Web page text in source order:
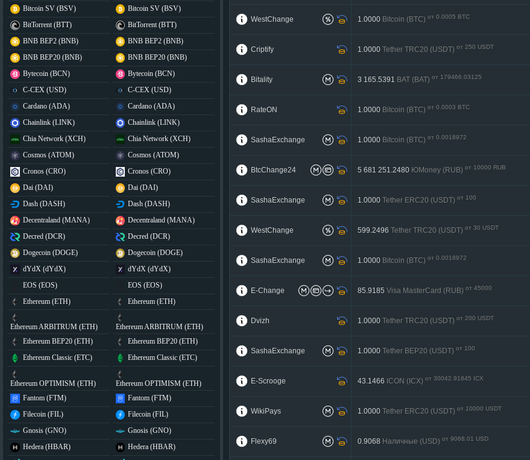
Bitcoin SV (BSV)
BitTorrent (BTT)
BNB BEP2 (BNB)
BNB BEP20 (BNB)
Bytecoin (BCN)
C-CEX (USD)
Cardano (ADA)
Chainlink (LINK)
Chia Network (XCH)
Cosmos (ATOM)
Cronos (CRO)
Dai (DAI)
Dash (DASH)
Decentraland (MANA)
Decred (DCR)
Dogecoin (DOGE)
dYdX (dYdX)
EOS (EOS)
Ethereum (ETH)
Ethereum ARBITRUM (ETH)
Ethereum BEP20 (ETH)
Ethereum Classic (ETC)
Ethereum OPTIMISM (ETH)
Fantom (FTM)
Filecoin (FIL)
Gnosis (GNO)
Hedera (HBAR)
Bitcoin SV (BSV)
BitTorrent (BTT)
BNB BEP2 (BNB)
BNB BEP20 (BNB)
Bytecoin (BCN)
C-CEX (USD)
Cardano (ADA)
Chainlink (LINK)
Chia Network (XCH)
Cosmos (ATOM)
Cronos (CRO)
Dai (DAI)
Dash (DASH)
Decentraland (MANA)
Decred (DCR)
Dogecoin (DOGE)
dYdX (dYdX)
EOS (EOS)
Ethereum (ETH)
Ethereum ARBITRUM (ETH)
Ethereum BEP20 (ETH)
Ethereum Classic (ETC)
Ethereum OPTIMISM (ETH)
Fantom (FTM)
Filecoin (FIL)
Gnosis (GNO)
Hedera (HBAR)
WestChange 1.0000 Bitcoin (BTC) от 0.0005 BTC
Criptify 1.0000 Tether TRC20 (USDT) от 250 USDT
Bitality 3 165.5391 BAT (BAT) от 179466.03125
RateON 1.0000 Bitcoin (BTC) от 0.0003 BTC
SashaExchange 1.0000 Bitcoin (BTC) от 0.0018972
BtcChange24 5 681 251.2480 ЮMoney (RUB) от 10000 RUB
SashaExchange 1.0000 Tether ERC20 (USDT) от 100
WestChange 599.2496 Tether TRC20 (USDT) от 30 USDT
SashaExchange 1.0000 Bitcoin (BTC) от 0.0018972
E-Change 85.9185 Visa MasterCard (RUB) от 45000
Dvizh 1.0000 Tether TRC20 (USDT) от 200 USDT
SashaExchange 1.0000 Tether BEP20 (USDT) от 100
E-Scrooge 43.1466 ICON (ICX) от 30042.91845 ICX
WikiPays 1.0000 Tether ERC20 (USDT) от 10000 USDT
Flexy69 0.9068 Наличные (USD) от 9068.01 USD